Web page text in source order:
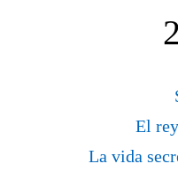
El
La vida